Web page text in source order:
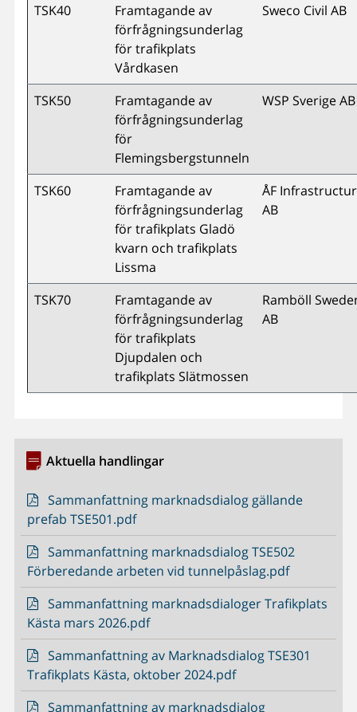
TSK40
Framtagande av
förfrågningsunderlag
för trafikplats
Vårdkasen
Sweco Civil AB
TSK50
Framtagande av
förfrågningsunderlag
för
Flemingsbergstunneln
WSP Sverige AB
TSK60
Framtagande av
förfrågningsunderlag
för trafikplats Gladö
kvarn och trafikplats
Lissma
ÅF
AB
TSK70
Framtagande av
förfrågningsunderlag
för trafikplats
Djupdalen och
trafikplats Slätmossen
Ramböll
AB
Aktuella handlingar
Sammanfattning marknadsdialog gällande
prefab TSE501.pdf
Sammanfattning marknadsdialog TSE502
Förberedande arbeten vid tunnelpåslag.pdf
Sammanfattning marknadsdialoger Trafikplats
Kästa mars 2026.pdf
Sammanfattning av Marknadsdialog TSE301
Trafikplats Kästa, oktober 2024.pdf
Sammanfattning av marknadsdialog